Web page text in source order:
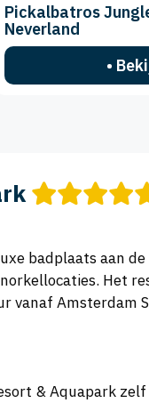
Pickalbatros
Neverland
•
badplaats aan de
Het
vanaf Amsterdam
& Aquapark